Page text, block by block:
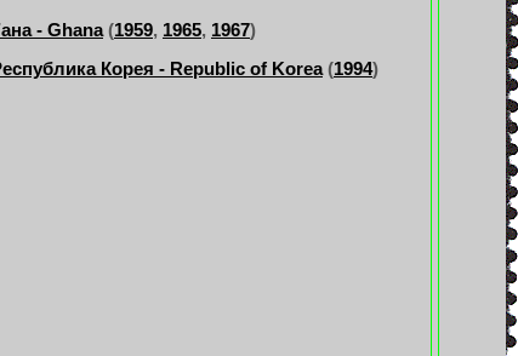
- Ghana(1959, 1965, 1967)
Корея - Republic of Korea(1994)